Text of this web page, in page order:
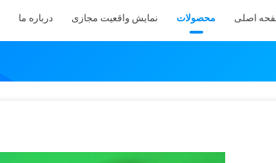
اصلی محصولات نمایش واقعیت مجازی درباره ما